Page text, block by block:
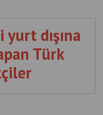
dışına
Türk